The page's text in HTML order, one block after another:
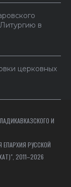
в
церковных
И
РУССКОЙ
2011–2026